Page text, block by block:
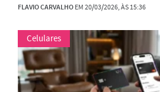
FLAVIO CARVALHOEM 20/03/2026, ÀS 15:36
Celulares